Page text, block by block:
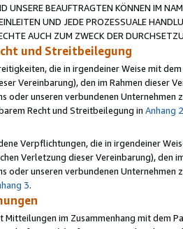
UNSERE BEAUFTRAGTEN KÖNNEN IM
UND JEDE PROZESSUALE
AUCH ZUM ZWECK DER
und Streitbeilegung
die in irgendeiner Weise mit
Vereinbarung), den im Rahmen dieser
oder unseren verbundenen
Recht und Streitbeilegung in Anhang 2
Verpflichtungen, die in irgendeiner
Verletzung dieser Vereinbarung), den
oder unseren verbundenen
3.
Mitteilungen im Zusammenhang mit dem